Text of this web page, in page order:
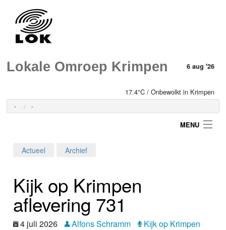
Lokale Omroep Krimpen 6 aug '26
17.4°C / Onbewolkt in Krimpen
- -
MENU
Home
Programma's
Actueel Archief
Kijk op Krimpen
aflevering 731
4 juli 2026 Alfons Schramm Kijk op Krimpen